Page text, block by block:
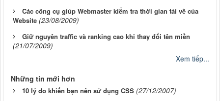
Các công cụ giúp Webmaster kiểm tra thời gian tải về của
Website (23/08/2009)
Giữ nguyên traffic và ranking cao khi thay đổi tên miền
(21/07/2009)
Xem tiếp...
Những tin mới hơn
10 lý do khiến bạn nên sử dụng CSS (27/12/2007)